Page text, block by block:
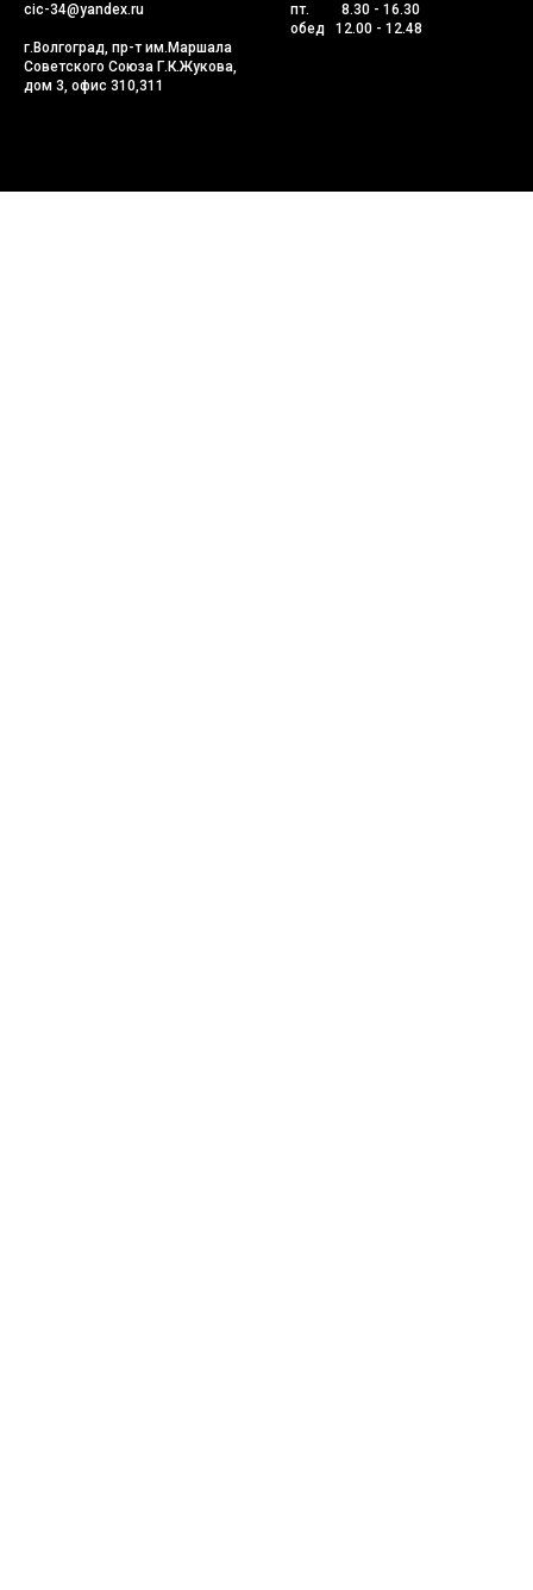
cic-34@yandex.ru
г.Волгоград, пр-т им.Маршала
Советского Союза Г.К.Жукова,
дом 3, офис 310,311
пт. 8.30 - 16.30
обед 12.00 - 12.48